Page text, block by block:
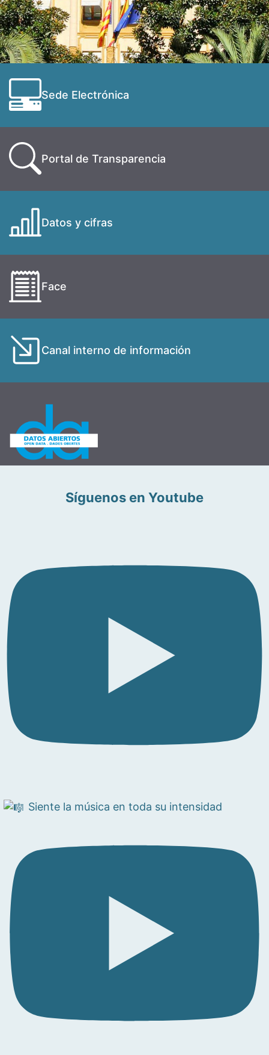
Sede Electrónica
Portal de Transparencia
Datos y cifras
Face
Canal interno de información
Síguenos en Youtube
Siente la música en toda su intensidad